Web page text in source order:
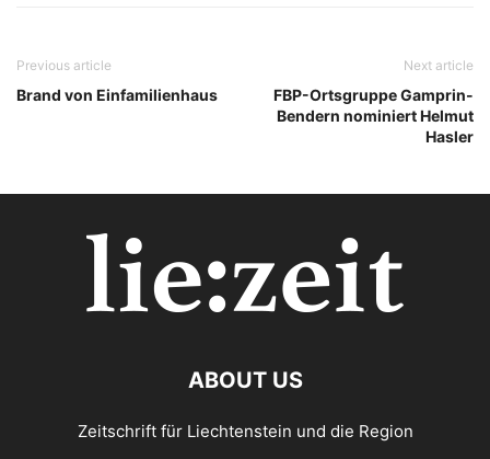
Previous article
Brand von Einfamilienhaus
Next article
FBP-Ortsgruppe Gamprin-
Bendern nominiert Helmut
Hasler
ABOUT US
Zeitschrift für Liechtenstein und die Region